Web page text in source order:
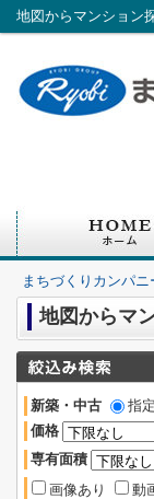
地図からマンション
まちづくりカンパニ
地図からマ
新築・中古 指
価格
専有面積
画像あり
動